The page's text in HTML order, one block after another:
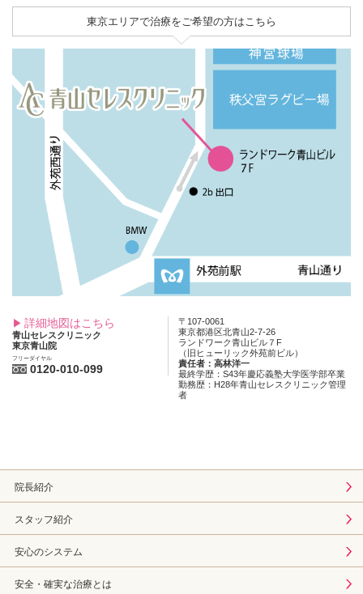
東京エリアで治療をご希望の方はこちら
詳細地図はこちら
青山セレスクリニック
東京青山院
フリーダイヤル
0120-010-099
〒107-0061
東京都港区北青山2-7-26
ランドワーク青山ビル７F
（旧ヒューリック外苑前ビル）
責任者：高林洋一
最終学歴：S43年慶応義塾大学医学部卒業
勤務歴：H28年青山セレスクリニック管理
者
院長紹介
スタッフ紹介
安心のシステム
安全・確実な治療とは